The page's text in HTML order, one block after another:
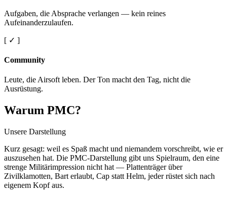
Aufgaben, die Absprache verlangen — kein reines
Aufeinanderzulaufen.
[ ✓ ]
Community
Leute, die Airsoft leben. Der Ton macht den Tag, nicht die
Ausrüstung.
Warum PMC?
Unsere Darstellung
Kurz gesagt: weil es Spaß macht und niemandem vorschreibt, wie er
auszusehen hat. Die PMC-Darstellung gibt uns Spielraum, den eine
strenge Militärimpression nicht hat — Plattenträger über
Zivilklamotten, Bart erlaubt, Cap statt Helm, jeder rüstet sich nach
eigenem Kopf aus.